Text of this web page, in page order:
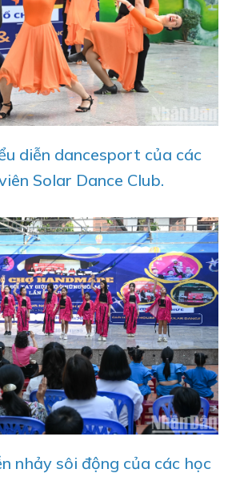
diễn dancesport của các
Solar Dance Club.
nhảy sôi động của các học